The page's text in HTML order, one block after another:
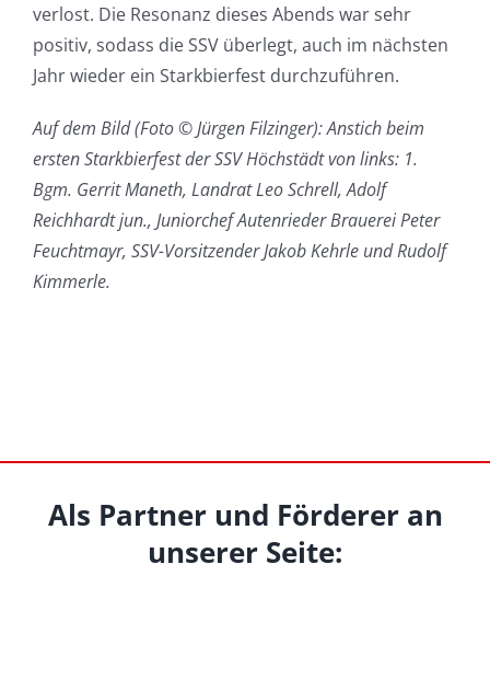
verlost. Die Resonanz dieses Abends war sehr
positiv, sodass die SSV überlegt, auch im nächsten
Jahr wieder ein Starkbierfest durchzuführen.
Auf dem Bild (Foto © Jürgen Filzinger): Anstich beim
ersten Starkbierfest der SSV Höchstädt von links: 1.
Bgm. Gerrit Maneth, Landrat Leo Schrell, Adolf
Reichhardt jun., Juniorchef Autenrieder Brauerei Peter
Feuchtmayr, SSV-Vorsitzender Jakob Kehrle und Rudolf
Kimmerle.
Als Partner und Förderer an
unserer Seite: